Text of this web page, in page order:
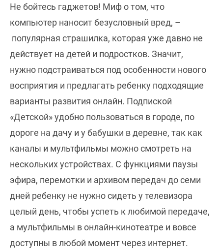
Не бойтесь гаджетов! Миф о том, что
компьютер наносит безусловный вред, –
популярная страшилка, которая уже давно не
действует на детей и подростков. Значит,
нужно подстраиваться под особенности нового
восприятия и предлагать ребенку подходящие
варианты развития онлайн. Подпиской
«Детской» удобно пользоваться в городе, по
дороге на дачу и у бабушки в деревне, так как
каналы и мультфильмы можно смотреть на
нескольких устройствах. С функциями паузы
эфира, перемотки и архивом передач до семи
дней ребенку не нужно сидеть у телевизора
целый день, чтобы успеть к любимой передаче,
а мультфильмы в онлайн-кинотеатре и вовсе
доступны в любой момент через интернет.